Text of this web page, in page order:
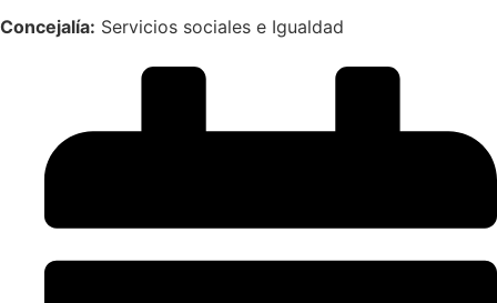
Concejalía: Servicios sociales e Igualdad